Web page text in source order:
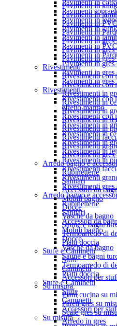
Pavimenti in cotto
Pavimenti
Pavimenti in
Pavimenti in
Pavimenti in
Pavimenti in PVC
Pavimenti in
Pavimenti in gres
Pavimenti in gres
Pavimenti in gres
Rivestimenti
Rivestimenti con
effetto marmo
Rivestimenti con
Rivestimenti in
Rivestimenti in
Rivestimenti in
Rivestimenti in
Rivestimenti in
Rivestimenti
Rivestimenti
Rivestimenti gres
Arredo bagno e
Rubinetterie
Sanitari
Accessori da
Mobili bagno
Docce
Vasche da bagno
Saune e bagni
Termoarredo di
Piatti doccia
Stufe e Caminetti
Stufe
Caminetti
Accessori per
Su misura
Pavimenti in
Pavimenti in
Pavimenti in PVC
Pavimenti in
Pavimenti in gres
Pavimenti in gres
Pavimenti in gres
Rivestimenti
Rivestimenti con
Rivestimenti con
Rivestimenti in
Rivestimenti in
Rivestimenti in
Rivestimenti in
Rivestimenti in
Rivestimenti
Rivestimenti
Rivestimenti gres
Arredo bagno e
Rubinetterie
Sanitari
Accessori da
Mobili bagno
Docce
Vasche da bagno
Saune e bagni
Termoarredo di
Piatti doccia
Stufe e Caminetti
Stufe
Caminetti
Accessori per
Su misura
Piani cucina su
Pareti gres su
Scale gres su
Arredo in gres